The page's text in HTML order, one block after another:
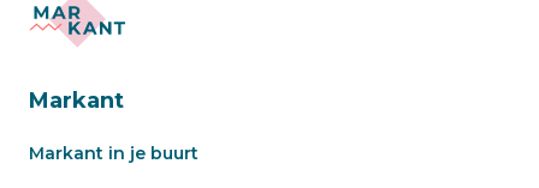
Markant
Markant in je buurt